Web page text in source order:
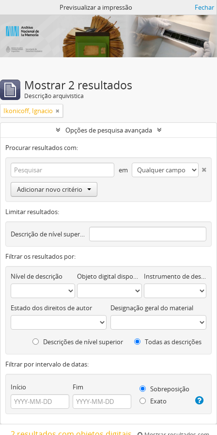
Previsualizar a impressão Fechar
Mostrar 2 resultados
Descrição arquivística
Ikonicoff, Ignacio
Opções de pesquisa avançada
Procurar resultados com:
em
Adicionar novo critério
Limitar resultados:
Descrição de nível superior
Filtrar os resultados por:
Nível de descrição Objeto digital disponível Instrumento de descrição documental
Estado dos direitos de autor Designação geral do material
Descrições de nível superior Todas as descrições
Filtrar por intervalo de datas:
Início Fim
Sobreposição
Exato